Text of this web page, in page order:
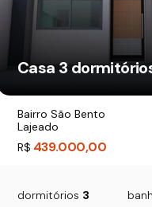
Casa 3
Bairro São Bento
Lajeado
R$ 439.000,00
dormitórios 3